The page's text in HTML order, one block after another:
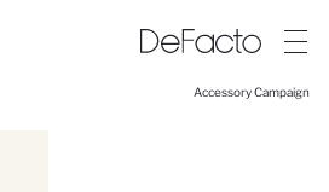
Accessory Campaign